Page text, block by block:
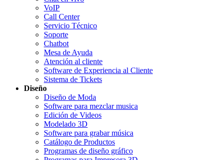
VoIP
Call Center
Servicio Técnico
Soporte
Chatbot
Mesa de Ayuda
Atención al cliente
Software de Experiencia al Cliente
Sistema de Tickets
Diseño
Diseño de Moda
Software para mezclar musica
Edición de Videos
Modelado 3D
Software para grabar música
Catálogo de Productos
Programas de diseño gráfico